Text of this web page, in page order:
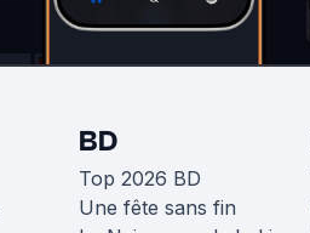
BD
Top 2026 BD
Une fête sans fin